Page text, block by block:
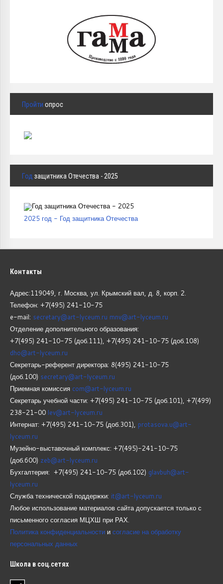
Пройти опрос
Год защитника Отечества - 2025
2025 год - Год защитника Отечества
Контакты
Адрес:119049, г. Москва, ул. Крымский вал, д. 8, корп. 2.
Телефон: +7(495) 241-10-75
e-mail: secretary@art-lyceum.ru mnv@art-lyceum.ru
Отделение дополнительного образования:
+7(495) 241-10-75 (доб.111), +7(495) 241-10-75 (доб.108)
dho@art-lyceum.ru
Секретарь-референт директора: 8(495) 241-10-75
(доб.100) secretary@art-lyceum.ru
Приемная комиссия com@art-lyceum.ru
Секретарь учебной части: +7(495) 241-10-75 (доб.101), +7(499)
238-21-00 lev@art-lyceum.ru
Интернат: +7(495) 241-10-75 (доб.301), protasova.u@art-
lyceum.ru
Музейно-выставочный комплекс: +7(495)-241-10-75
(доб.600) zeb@art-lyceum.ru
Бухгалтерия: +7(495) 241-10-75 (доб.102) glavbuh@art-
lyceum.ru
Служба технической поддержки: it@art-lyceum.ru
Любое использование материалов сайта допускается только с
письменного согласия МЦХШ при РАХ.
Политика конфиденциальности и согласие на обработку
персональных данных
Школа в соц.сетях